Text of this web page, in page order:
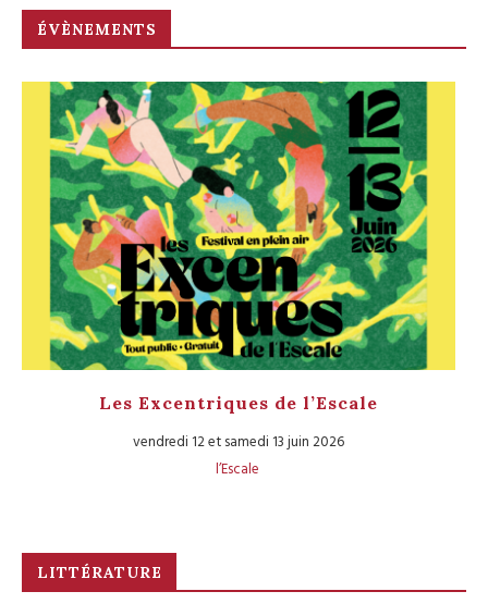
ÉVÈNEMENTS
Les Excentriques de l’Escale
vendredi 12 et samedi 13 juin 2026
l’Escale
LITTÉRATURE